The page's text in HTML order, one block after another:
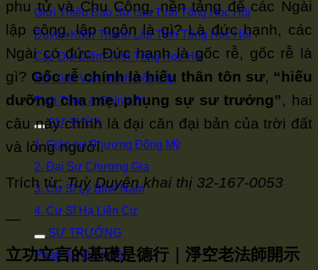
Giới Thiệu Đạo Sư của Tịnh Tông Học Hội
Duyên Khởi Thành Lập Tịnh Tông Học Hội
Các Địa Điểm Tịnh Tông Học Hội
Mô Hình Vận Hành Độc Lập
Tịnh Tông & Chính Trị
SƯ THỪA
1. Giáo sư Phương Đông Mỹ
2. Đại Sư Chương Gia
3. Cư Sĩ Lý Bỉnh Nam
4. Cư Sĩ Hạ Liên Cư
SƯ TRƯỞNG
Pháp Sư Diễn Bồi
phu tử và Chu Công, nền tảng để các Ngài
lập công, lập ngôn là gì? Là đức hạnh, các
Ngài có đức. Đức hạnh là gốc rễ, gốc rễ là
gì? Gốc rễ chính là hiếu thân tôn sư, “hiếu
dưỡng cha mẹ, phụng sự sư trưởng”, hai
câu này chính là đại căn đại bản của trời đất
và lòng người.
Trích từ:Tuỳ Duyên khai thị 32-167-0053
—
立功立言的基礎是德行｜淨空老法師開示